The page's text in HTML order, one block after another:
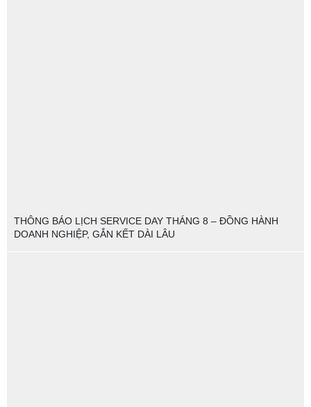
THÔNG BÁO LỊCH SERVICE DAY THÁNG 8 – ĐỒNG HÀNH
DOANH NGHIỆP, GẮN KẾT DÀI LÂU